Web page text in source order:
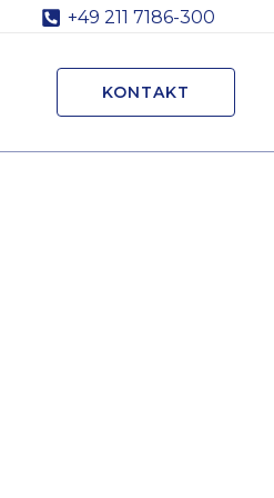
+49 211 7186-300
KONTAKT